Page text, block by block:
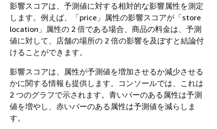
影響スコアは、予測値に対する相対的な影響属性を測定
します。例えば、「price」属性の影響スコアが「store
location」属性の 2 倍である場合、商品の料金は、予測
値に対して、店舗の場所の 2 倍の影響を及ぼすと結論付
けることができます。
影響スコアは、属性が予測値を増加させるか減少させる
かに関する情報も提供します。コンソールでは、これは
2 つのグラフで示されます。青いバーのある属性は予測
値を増やし、赤いバーのある属性は予測値を減らしま
す。